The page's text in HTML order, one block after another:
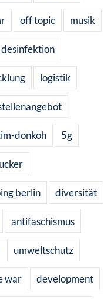
off topic musik
desinfektion
logistik
donkoh 5g
berlin diversität
antifaschismus
umweltschutz
war development